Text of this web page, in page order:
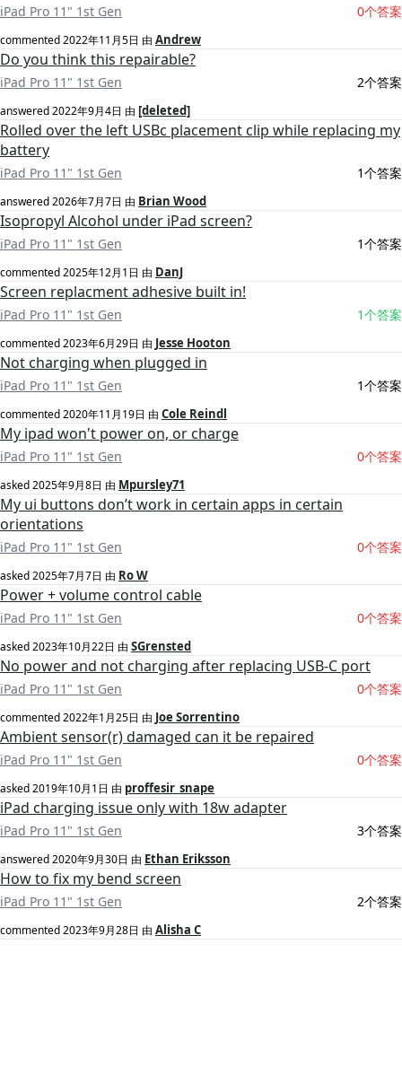
iPad Pro 11" 1st Gen 0个答案
commented2022年11月5日 由 Andrew
Do you think this repairable?
iPad Pro 11" 1st Gen 2个答案
answered2022年9月4日 由 [deleted]
Rolled over the left USBc placement clip while replacing my
battery
iPad Pro 11" 1st Gen 1个答案
answered2026年7月7日 由 Brian Wood
Isopropyl Alcohol under iPad screen?
iPad Pro 11" 1st Gen 1个答案
commented2025年12月1日 由 DanJ
Screen replacment adhesive built in!
iPad Pro 11" 1st Gen 1个答案
commented2023年6月29日 由 Jesse Hooton
Not charging when plugged in
iPad Pro 11" 1st Gen 1个答案
commented2020年11月19日 由 Cole Reindl
My ipad won't power on, or charge
iPad Pro 11" 1st Gen 0个答案
asked2025年9月8日 由 Mpursley71
My ui buttons don’t work in certain apps in certain
orientations
iPad Pro 11" 1st Gen 0个答案
asked2025年7月7日 由 Ro W
Power + volume control cable
iPad Pro 11" 1st Gen 0个答案
asked2023年10月22日 由 SGrensted
No power and not charging after replacing USB-C port
iPad Pro 11" 1st Gen 0个答案
commented2022年1月25日 由 Joe Sorrentino
Ambient sensor(r) damaged can it be repaired
iPad Pro 11" 1st Gen 0个答案
asked2019年10月1日 由 proffesir_snape
iPad charging issue only with 18w adapter
iPad Pro 11" 1st Gen 3个答案
answered2020年9月30日 由 Ethan Eriksson
How to fix my bend screen
iPad Pro 11" 1st Gen 2个答案
commented2023年9月28日 由 Alisha C